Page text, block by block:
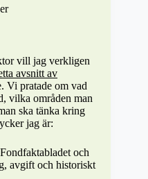
vill jag verkligen
avsnitt av
Vi pratade om vad
vilka områden man
ska tänka kring
jag är:
och
avgift och historiskt